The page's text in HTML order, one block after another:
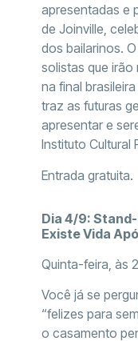
apresentadas e
de Joinville,
dos bailarinos.
solistas que irão
na final
traz as futuras
apresentar e
Instituto Cultural
Entrada gratuita.
Dia 4/9:
Existe Vida
Quinta-feira, às
Você já se
“felizes para
o casamento